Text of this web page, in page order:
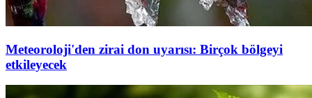
Meteoroloji'den zirai don uyarısı: Birçok bölgeyi
etkileyecek